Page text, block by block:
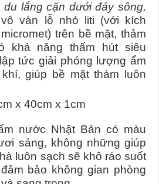
lắng cặn dưới đáy sông,
vàn lỗ nhỏ liti (với kích
trên bề mặt, thảm
khả năng thấm hút siêu
tức giải phóng lượng ẩm
giúp bề mặt thảm luôn
x 40cm x 1cm
nước Nhật Bản có màu
sáng, không những giúp
luôn sạch sẽ khô ráo suốt
bảo không gian phòng